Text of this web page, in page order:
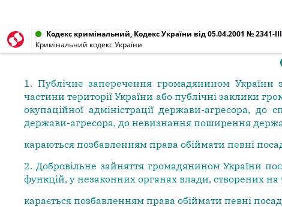
Кодекс кримінальний, Кодекс України від 05.04.2001 № 2341-III
Кримінальний кодекс України